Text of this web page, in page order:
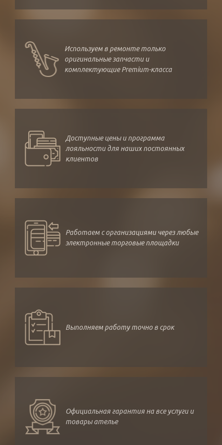
Используем в ремонте только
оригинальные запчасти и
комплектующие Premium-класса
Доступные цены и программа
лояльности для наших постоянных
клиентов
Работаем с организациями через любые
электронные торговые площадки
Выполняем работу точно в срок
Официальная гарантия на все услуги и
товары ателье